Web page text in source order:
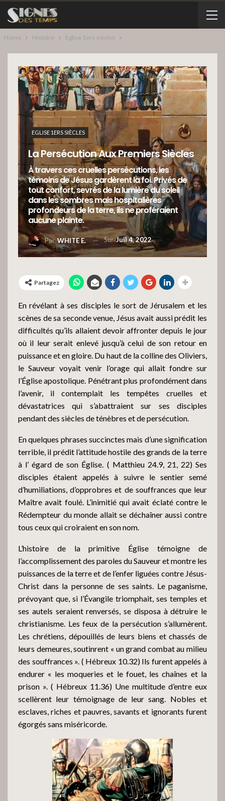
Home Histoire Eglise 1ers siècles
EGLISE 1ERS SIÈCLES
La Persécution Aux Premiers Siècles
À travers ces cruelles persécutions, les
témoins de Jésus gardèrent la foi. Privés de
tout confort, sevrés de la lumière du soleil
dans les sombres mais hospitalières
profondeurs de la terre, ils ne proféraient
aucune plainte.
ParWHITE E. SurJuil 4, 2022
Partagez
En révélant à ses disciples le sort de Jérusalem et les
scènes de sa seconde venue, Jésus avait aussi prédit les
difficultés qu’ils allaient devoir affronter depuis le jour
où il leur serait enlevé jusqu’à celui de son retour en
puissance et en gloire. Du haut de la colline des Oliviers,
le Sauveur voyait venir l’orage qui allait fondre sur
l’Église apostolique. Pénétrant plus profondément dans
l’avenir, il contemplait les tempêtes cruelles et
dévastatrices qui s’abattraient sur ses disciples
pendant des siècles de ténèbres et de persécution.
En quelques phrases succinctes mais d’une signification
terrible, il prédit l’attitude hostile des grands de la terre
à l’ égard de son Église. ( Matthieu 24.9, 21, 22) Ses
disciples étaient appelés à suivre le sentier semé
d’humiliations, d’opprobres et de souffrances que leur
Maître avait foulé. L’inimitié qui avait éclaté contre le
Rédempteur du monde allait se déchaîner aussi contre
tous ceux qui croiraient en son nom.
L’histoire de la primitive Église témoigne de
l’accomplissement des paroles du Sauveur et montre les
puissances de la terre et de l’enfer liguées contre Jésus-
Christ dans la personne de ses saints. Le paganisme,
prévoyant que, si l’Évangile triomphait, ses temples et
ses autels seraient renversés, se disposa à détruire le
christianisme. Les feux de la persécution s’allumèrent.
Les chrétiens, dépouillés de leurs biens et chassés de
leurs demeures, soutinrent « un grand combat au milieu
des souffrances ». ( Hébreux 10.32) Ils furent appelés à
endurer « les moqueries et le fouet, les chaînes et la
prison ». ( Hébreux 11.36) Une multitude d’entre eux
scellèrent leur témoignage de leur sang. Nobles et
esclaves, riches et pauvres, savants et ignorants furent
égorgés sans miséricorde.